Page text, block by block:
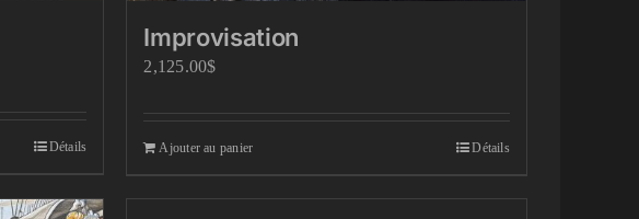
Détails
Improvisation
2,125.00$
Ajouter au panier Détails